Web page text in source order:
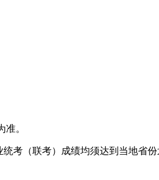
。
考（联考）成绩均须达到当地省